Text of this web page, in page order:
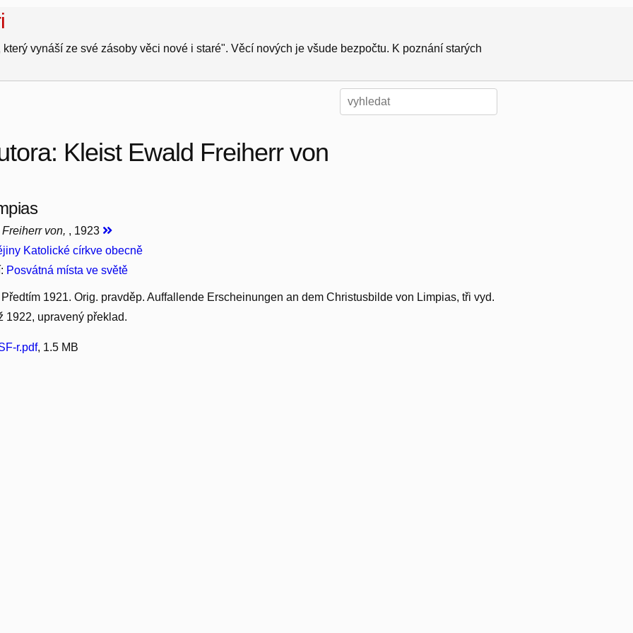
vynáší ze své zásoby věci nové i staré". Věcí nových je všude bezpočtu. K poznání starých
Kleist Ewald Freiherr von
von, , 1923
Katolické církve obecně
Posvátná místa ve světě
Předtím 1921. Orig. pravděp. Auffallende Erscheinungen an dem Christusbilde von Limpias, tři vyd.
1922, upravený překlad.
r.pdf, 1.5 MB